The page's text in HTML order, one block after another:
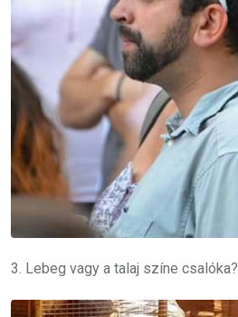
3. Lebeg vagy a talaj színe csalóka?